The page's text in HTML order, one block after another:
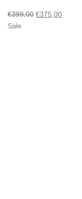
€399,00 Oorspronkelijke
€375,00Huidige
Sale